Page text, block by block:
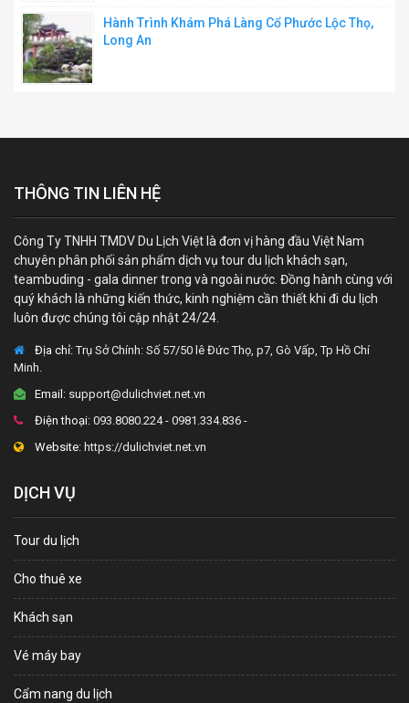
Hành Trình Khám Phá Làng Cổ Phước Lộc Thọ,
Long An
THÔNG TIN LIÊN HỆ
Công Ty TNHH TMDV Du Lịch Việt là đơn vị hàng đầu Việt Nam
chuyên phân phối sản phẩm dịch vụ tour du lịch khách sạn,
teambuding - gala dinner trong và ngoài nước. Đồng hành cùng với
quý khách là những kiến thức, kinh nghiệm cần thiết khi đi du lịch
luôn được chúng tôi cập nhật 24/24.
Địa chỉ:Trụ Sở Chính: Số 57/50 lê Đức Thọ, p7, Gò Vấp, Tp Hồ Chí
Minh.
Email: support@dulichviet.net.vn
Điện thoại: 093.8080.224 - 0981.334.836 -
Website: https://dulichviet.net.vn
DỊCH VỤ
Tour du lịch
Cho thuê xe
Khách sạn
Vé máy bay
Cẩm nang du lịch